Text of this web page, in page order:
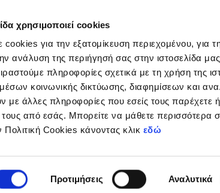
χρησιμοποιεί cookies
cookies για την εξατομίκευση περιεχομένου, για
ανάλυση της περιήγησή σας στην ιστοσελίδα
πληροφορίες σχετικά με τη χρήση της
κοινωνικής δικτύωσης, διαφημίσεων και
με άλλες πληροφορίες που εσείς τους παρέχετε
από εσάς. Μπορείτε να μάθετε περισσότερα
Πολιτική Cookies κάνοντας κλικ εδώ
Προτιμήσεις Αναλυτικά
Ομάδες Διοργανώσεις
U14 Eagles